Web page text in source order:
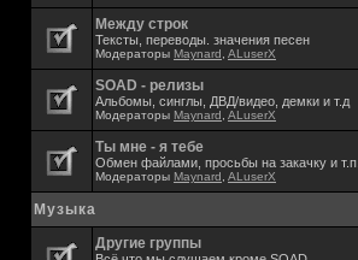
Между строк
Тексты, переводы. значения песен
Модераторы Maynard ALuserX
SOAD - релизы
Альбомы, синглы, ДВД/видео, демки и т.д
Модераторы Maynard ALuserX
Ты мне - я тебе
Обмен файлами, просьбы на закачку и т.п.
Модераторы Maynard ALuserX
Музыка
Другие группы